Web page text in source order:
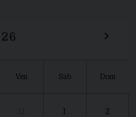
›
Ven Sab Dom
1 2